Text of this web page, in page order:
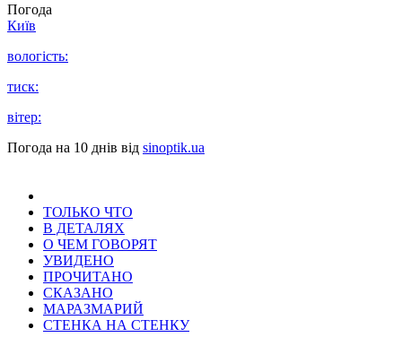
Погода
Київ
вологість:
тиск:
вітер:
Погода на 10 днів від sinoptik.ua
ТОЛЬКО ЧТО
В ДЕТАЛЯХ
О ЧЕМ ГОВОРЯТ
УВИДЕНО
ПРОЧИТАНО
СКАЗАНО
МАРАЗМАРИЙ
СТЕНКА НА СТЕНКУ